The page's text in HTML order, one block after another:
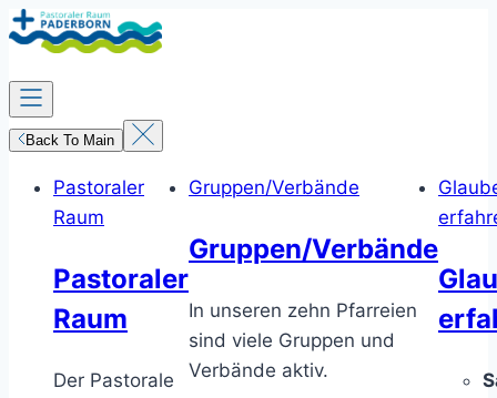
Zum
Inhalt
springen
Back To Main
Pastoraler
Raum
Pastoraler
Raum
Der Pastorale
Gruppen/Verbände
Gruppen/Verbände
In unseren zehn Pfarreien
sind viele Gruppen und
Verbände aktiv.